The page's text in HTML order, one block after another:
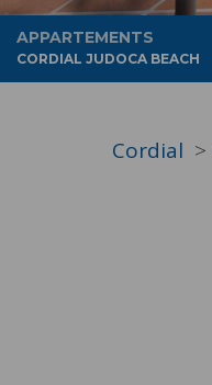
APPARTEMENTS
CORDIAL JUDOCA BEACH
Cordial